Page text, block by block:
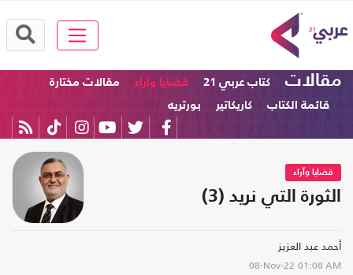
مقالات كتاب عربي 21 قضايا وآراء
مقالات مختارة
قائمة الكتاب
كاريكاتير بورتريه
قضايا وآراء
الثورة التي نريد (3)
أحمد عبد العزيز
08-Nov-22 01:08 AM